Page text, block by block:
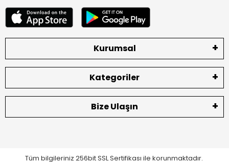
Kurumsal
Kategoriler
Bize Ulaşın
Tüm bilgileriniz 256bit SSL Sertifikası ile korunmaktadır.